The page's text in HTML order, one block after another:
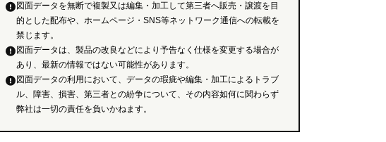
図面データを無断で複製又は編集・加工して第三者へ販売・譲渡を目
的とした配布や、ホームページ・SNS等ネットワーク通信への転載を
禁じます。
図面データは、製品の改良などにより予告なく仕様を変更する場合が
あり、最新の情報ではない可能性があります。
図面データの利用において、データの瑕疵や編集・加工によるトラブ
ル、障害、損害、第三者との紛争について、その内容如何に関わらず
弊社は一切の責任を負いかねます。